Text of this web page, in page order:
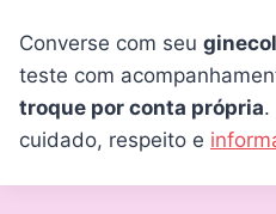
Converse com seu
teste com
troque por conta própria.
cuidado, respeito e